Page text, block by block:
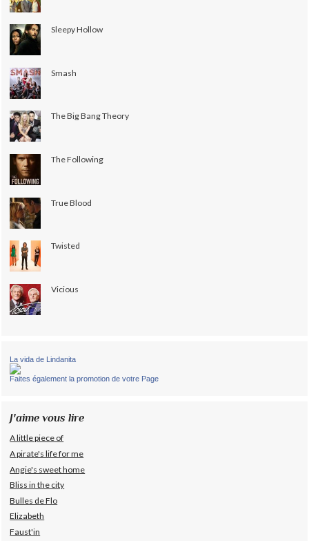
Sleepy Hollow
Smash
The Big Bang Theory
The Following
True Blood
Twisted
Vicious
La vida de Lindanita
Faites également la promotion de votre Page
J'aime vous lire
A little piece of
A pirate's life for me
Angie's sweet home
Bliss in the city
Bulles de Flo
Elizabeth
Faust'in